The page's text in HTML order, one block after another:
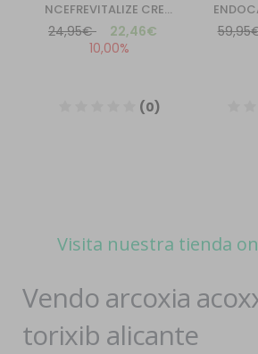
Visita nuestra tienda
Vendo arcoxia
torixib alicante